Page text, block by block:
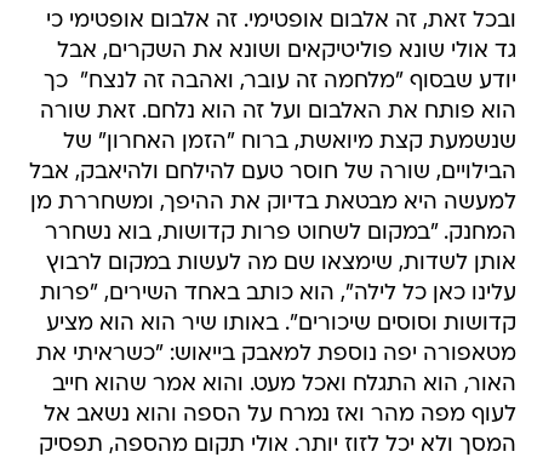
ובכל זאת, זה אלבום אופטימי. זה אלבום אופטימי כי
גד אולי שונא פוליטיקאים ושונא את השקרים, אבל
יודע שבסוף "מלחמה זה עובר, ואהבה זה לנצח"  כך
הוא פותח את האלבום ועל זה הוא נלחם. זאת שורה
שנשמעת קצת מיואשת, ברוח "הזמן האחרון" של
הבילויים, שורה של חוסר טעם להילחם ולהיאבק, אבל
למעשה היא מבטאת בדיוק את ההיפך, ומשחררת מן
המחנק. "במקום לשחוט פרות קדושות, בוא נשחרר
אותן לשדות, שימצאו שם מה לעשות במקום לרבוץ
עלינו כאן כל לילה", הוא כותב באחד השירים, "פרות
קדושות וסוסים שיכורים". באותו שיר הוא הוא מציע
מטאפורה יפה נוספת למאבק בייאוש: "כשראיתי את
האור, הוא התגלח ואכל מעט. והוא אמר שהוא חייב
לעוף מפה מהר ואז נמרח על הספה והוא נשאב אל
המסך ולא יכל לזוז יותר. אולי תקום מהספה, תפסיק